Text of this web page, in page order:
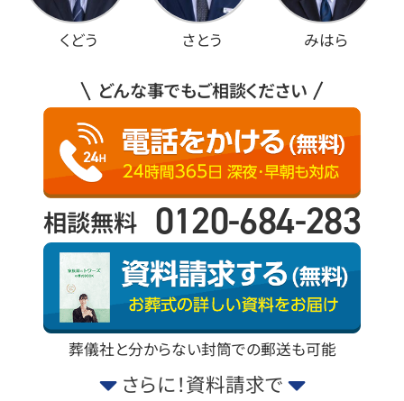
くどう さとう みはら
どんな事でもご相談ください
相談無料 0120-684-283
葬儀社と分からない封筒での郵送も可能
さらに！資料請求で